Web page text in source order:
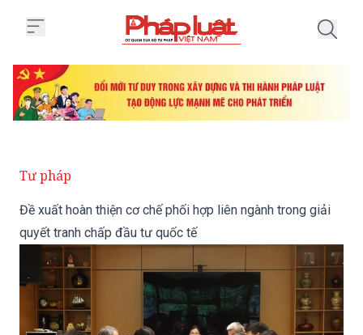
Tư pháp
Đề xuất hoàn thiện cơ chế phối hợp liên ngành trong giải
quyết tranh chấp đầu tư quốc tế